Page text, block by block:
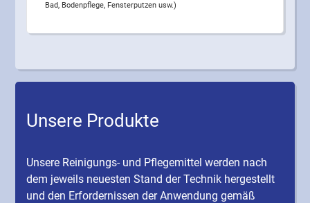
Bad, Bodenpflege, Fensterputzen usw.)
Unsere Produkte
Unsere Reinigungs- und Pflegemittel werden nach
dem jeweils neuesten Stand der Technik hergestellt
und den Erfordernissen der Anwendung gemäß